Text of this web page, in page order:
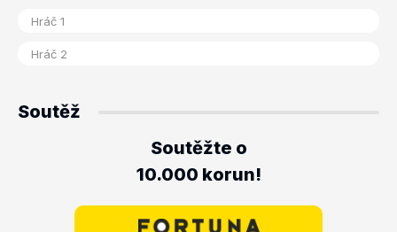
Soutěž
Soutěžte o
10.000 korun!